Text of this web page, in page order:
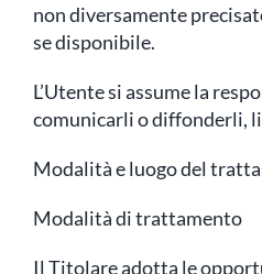
non diversamente
se disponibile.
L’Utente si assume la
comunicarli o diffonderli,
Modalità e luogo del
Modalità di trattamento
Il Titolare adotta le